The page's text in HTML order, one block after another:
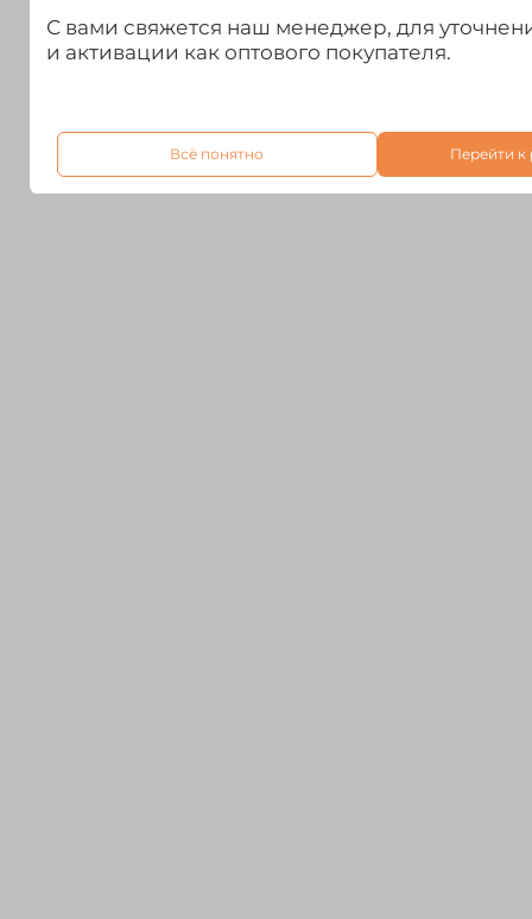
С вами свяжется наш менеджер, для
и активации как оптового покупателя.
Всё понятно Перейти к